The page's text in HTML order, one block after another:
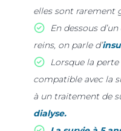
elles sont rarement
En dessous
reins, on parle d’
Lorsque la
compatible avec la
à un traitement de
dialyse.